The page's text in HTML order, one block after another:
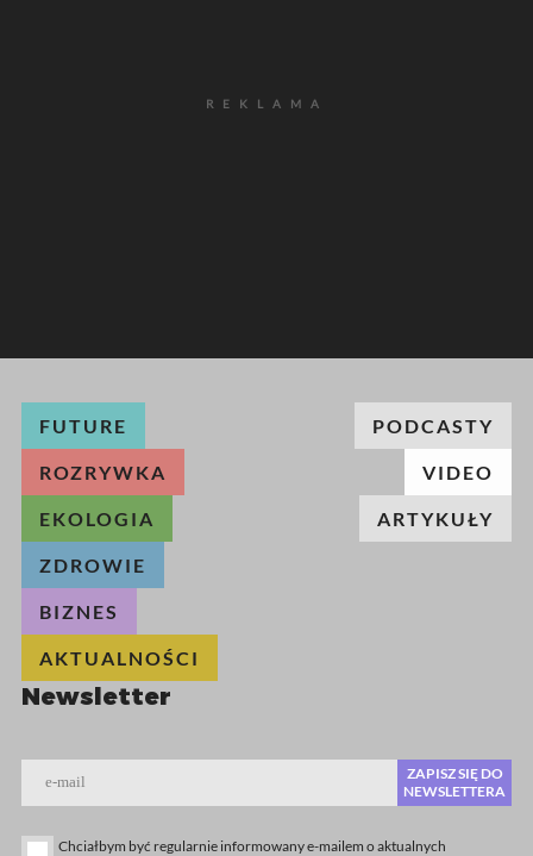
REKLAMA
FUTURE
ROZRYWKA
EKOLOGIA
ZDROWIE
BIZNES
AKTUALNOŚCI
PODCASTY
VIDEO
ARTYKUŁY
Newsletter
e-mail
Chciałbym być regularnie informowany e-mailem o aktualnych
ZAPISZ SIĘ DO
NEWSLETTERA